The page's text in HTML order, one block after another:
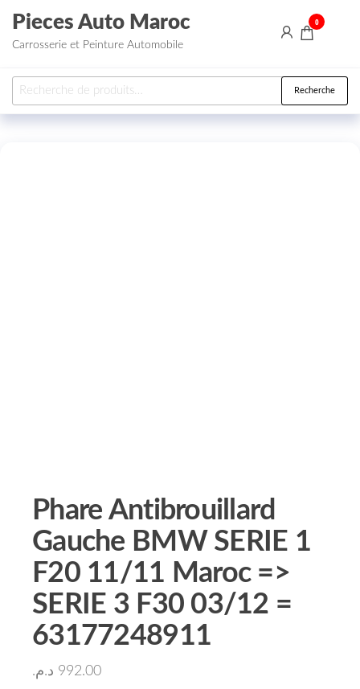
Aller au contenu
Pieces Auto Maroc
Carrosserie et Peinture Automobile
0
Recherche pour : Recherche
Phare Antibrouillard
Gauche BMW SERIE 1
F20 11/11 Maroc =>
SERIE 3 F30 03/12 =
63177248911
992.00 د.م.